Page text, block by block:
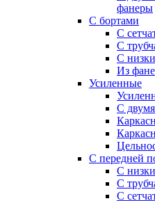
фанеры
С бортами
С
С
С
Из
Усиленные
С
С передней
С
С
С